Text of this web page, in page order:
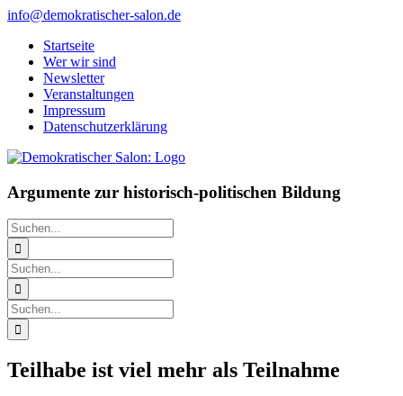
Zum
springen
info@demokratischer-salon.de
Startseite
Wer wir sind
Newsletter
Veranstaltungen
Impressum
Datenschutzerklärung
Argumente zur historisch-politischen Bildung
Suche
nach:
Suche
nach:
Suche
nach:
Teilhabe ist viel mehr als Teilnahme